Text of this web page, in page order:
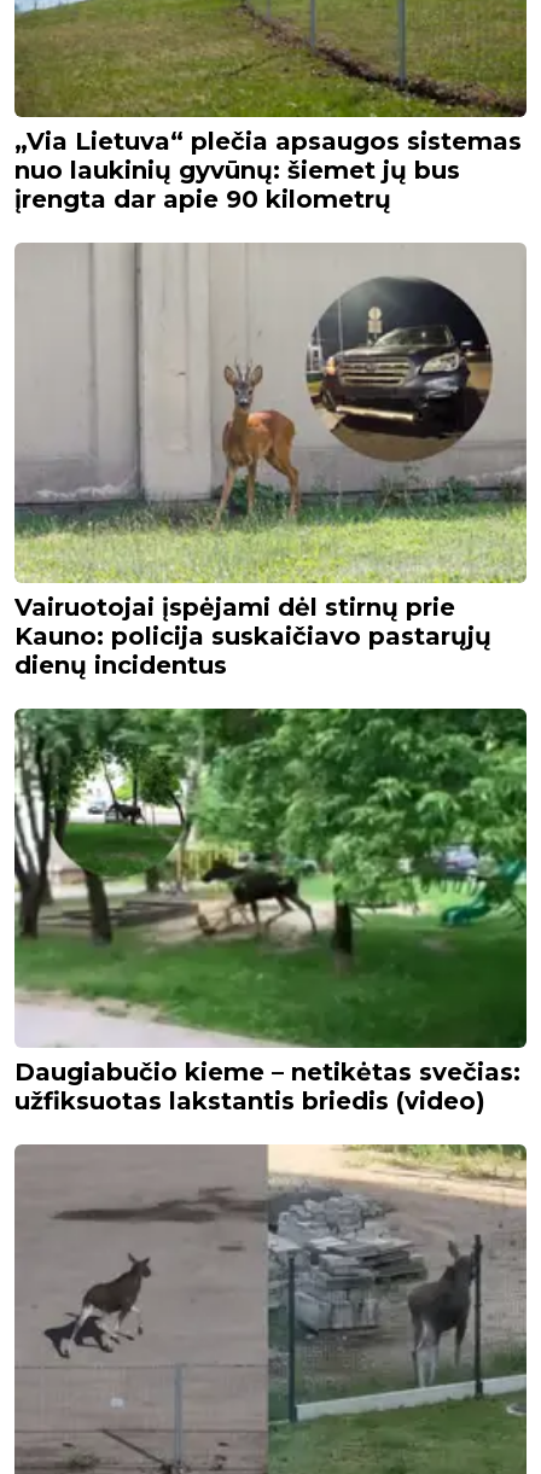
„Via Lietuva“ plečia apsaugos sistemas
nuo laukinių gyvūnų: šiemet jų bus
įrengta dar apie 90 kilometrų
Vairuotojai įspėjami dėl stirnų prie
Kauno: policija suskaičiavo pastarųjų
dienų incidentus
Daugiabučio kieme – netikėtas svečias:
užfiksuotas lakstantis briedis (video)